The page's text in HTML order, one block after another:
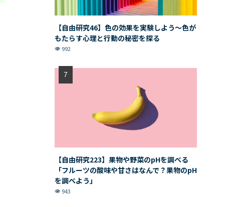
【自由研究46】色の効果を実験しよう〜色が
もたらす心理と行動の秘密を探る
992
【自由研究223】果物や野菜のpHを調べる
「フルーツの酸味や甘さはなんで？果物のpH
を調べよう」
943